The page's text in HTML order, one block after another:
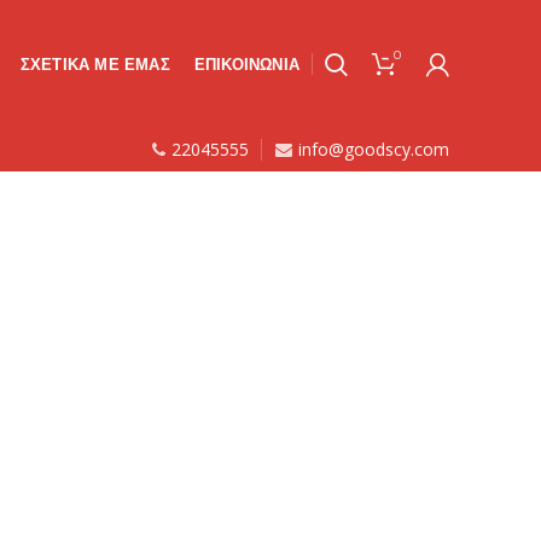
ΣΧΕΤΙΚΑ ΜΕ ΕΜΑΣ ΕΠΙΚΟΙΝΩΝΙΑ 0
22045555 info@goodscy.com